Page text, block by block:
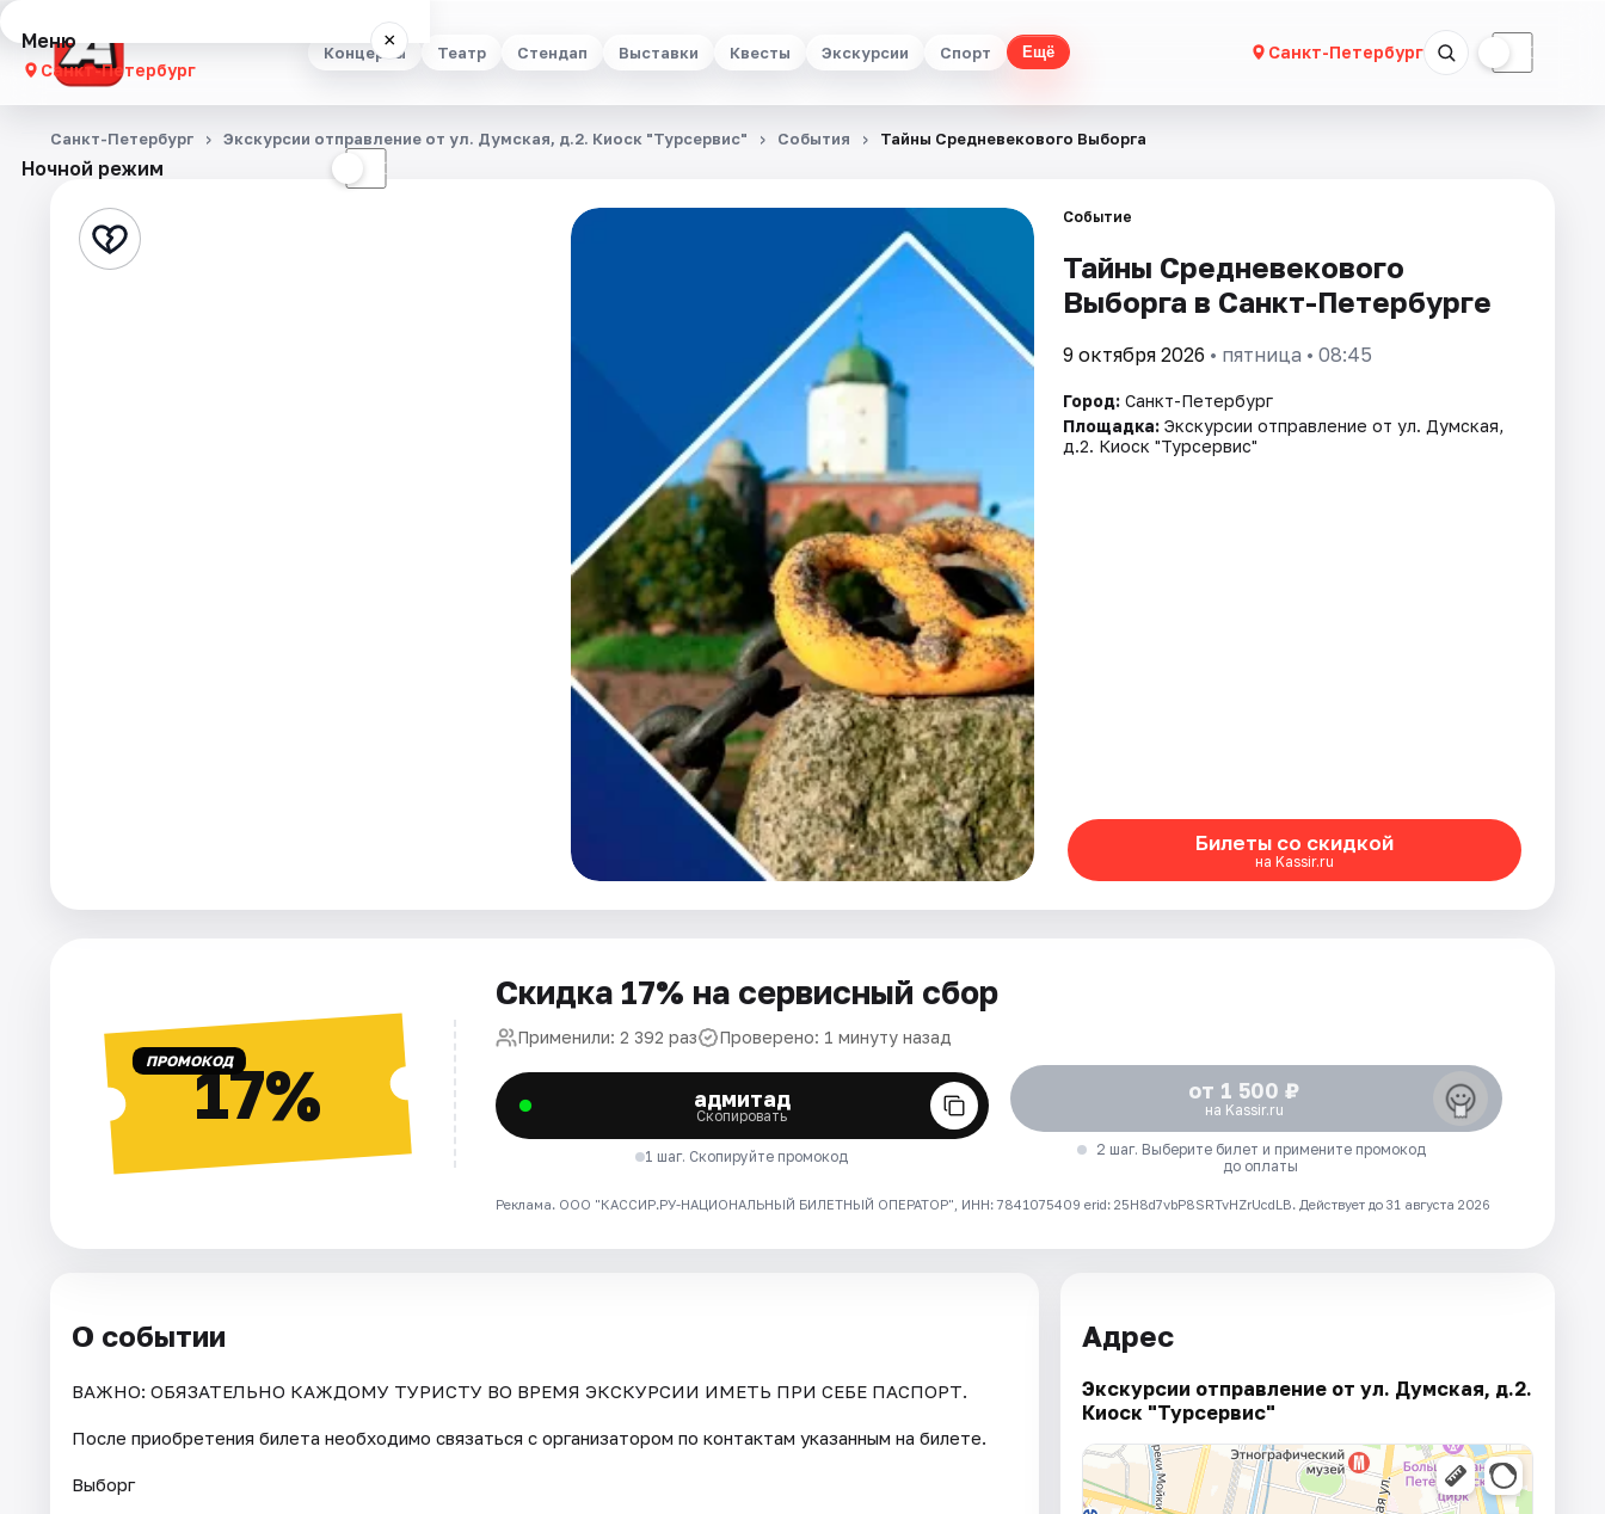
Концерты Театр Стендап Выставки Квесты Экскурсии Спорт Ещё Санкт-Петербург ☾
Меню ×
Санкт-Петербург
Концерты
Стендап
Ночной режим ☾
Санкт-Петербург Экскурсии отправление от ул. Думская, д.2. Киоск "Турсервис" События Тайны Средневекового Выборга
Событие
Тайны Средневекового
Выборга в Санкт-Петербурге
9 октября 2026 • пятница • 08:45
Город: Санкт-Петербург
Площадка: Экскурсии отправление от ул. Думская,
д.2. Киоск "Турсервис"
Билеты со скидкой
на Kassir.ru
ПРОМОКОД17%
Скидка 17% на сервисный сбор
Применили: 2 392 раз Проверено: 1 минуту назад
адмитад
Скопировать
1 шаг. Скопируйте промокод
от 1 500 ₽
на Kassir.ru
2 шаг. Выберите билет и примените промокод
до оплаты
Реклама. ООО "КАССИР.РУ-НАЦИОНАЛЬНЫЙ БИЛЕТНЫЙ ОПЕРАТОР", ИНН: 7841075409 erid: 25H8d7vbP8SRTvHZrUcdLB. Действует до 31 августа 2026
О событии
ВАЖНО: ОБЯЗАТЕЛЬНО КАЖДОМУ ТУРИСТУ ВО ВРЕМЯ ЭКСКУРСИИ ИМЕТЬ ПРИ СЕБЕ ПАСПОРТ.
После приобретения билета необходимо связаться с организатором по контактам указанным на билете.
Выборг
Адрес
Экскурсии отправление от ул. Думская, д.2.
Киоск "Турсервис"